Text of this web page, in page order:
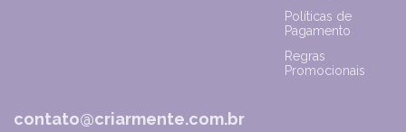
Políticas de
Pagamento
Regras
Promocionais
contato@criarmente.com.br